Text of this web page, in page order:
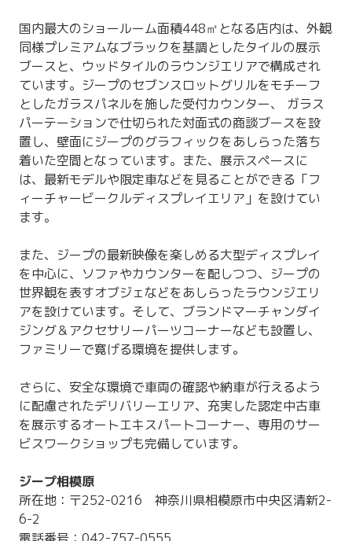
国内最大のショールーム面積448㎡となる店内は、外観
同様プレミアムなブラックを基調としたタイルの展示
ブースと、ウッドタイルのラウンジエリアで構成され
ています。ジープのセブンスロットグリルをモチーフ
としたガラスパネルを施した受付カウンター、 ガラス
パーテーションで仕切られた対面式の商談ブースを設
置し、壁面にジープのグラフィックをあしらった落ち
着いた空間となっています。また、展示スペースに
は、最新モデルや限定車などを見ることができる「フ
ィーチャービークルディスプレイエリア」を設けてい
ます。
また、ジープの最新映像を楽しめる大型ディスプレイ
を中心に、ソファやカウンターを配しつつ、ジープの
世界観を表すオブジェなどをあしらったラウンジエリ
アを設けています。そして、ブランドマーチャンダイ
ジング＆アクセサリーパーツコーナーなども設置し、
ファミリーで寛げる環境を提供します。
さらに、安全な環境で車両の確認や納車が行えるよう
に配慮されたデリバリーエリア、充実した認定中古車
を展示するオートエキスパートコーナー、専用のサー
ビスワークショップも完備しています。
ジープ相模原
所在地：〒252-0216 神奈川県相模原市中央区清新2-
6-2